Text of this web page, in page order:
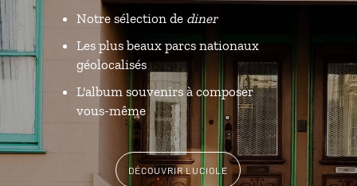
Notre sélection de diner
Les plus beaux parcs nationaux
géolocalisés
L'album souvenirs à composer
vous-même
DÉCOUVRIR LUCIOLE